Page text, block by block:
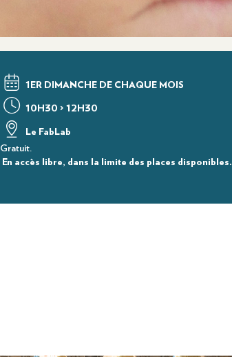
1ER DIMANCHE DE CHAQUE MOIS
10H30 > 12H30
Le FabLab
Gratuit.
En accès libre, dans la limite des places disponibles.